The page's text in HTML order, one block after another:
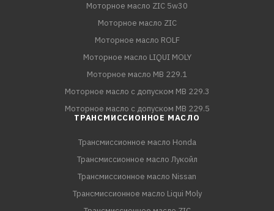
Моторное масло ZIC 5w30
Моторное масло ZIC
Моторное масло ROLF
Моторное масло LIQUI MOLY
Моторное масло MB 229.1
Моторное масло с допуском MB 229.3
Моторное масло с допуском MB 229.5
ТРАНСМИССИОННОЕ МАСЛО
Трансмиссионное масло Honda
Трансмиссионное масло Лукойл
Трансмиссионное масло Nissan
Трансмиссионное масло Liqui Moly